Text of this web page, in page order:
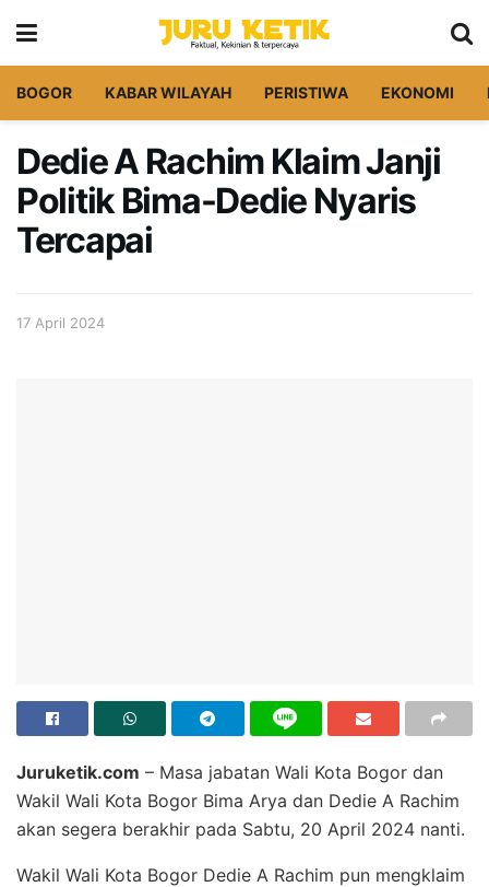
BOGOR KABAR WILAYAH PERISTIWA EKONOMI
Dedie A Rachim Klaim Janji
Politik Bima-Dedie Nyaris
Tercapai
17 April 2024
Juruketik.com – Masa jabatan Wali Kota Bogor dan
Wakil Wali Kota Bogor Bima Arya dan Dedie A Rachim
akan segera berakhir pada Sabtu, 20 April 2024 nanti.
Wakil Wali Kota Bogor Dedie A Rachim pun mengklaim